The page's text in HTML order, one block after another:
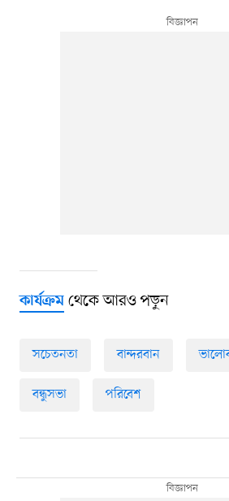
কার্যক্রমথেকে আরও পড়ুন
সচেতনতা বান্দরবান
বন্ধুসভা পরিবেশ